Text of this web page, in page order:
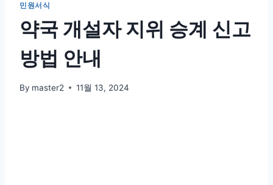
민원서식
약국 개설자 지위 승계 신고
방법 안내
By master2 11월 13, 2024